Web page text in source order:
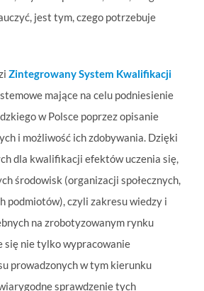
jest tym, czego potrzebuje
Zintegrowany System Kwalifikacji
mające na celu podniesienie
w Polsce poprzez opisanie
i możliwość ich zdobywania. Dzięki
dla kwalifikacji efektów uczenia się,
środowisk (organizacji społecznych,
podmiotów), czyli zakresu wiedzy i
na zrobotyzowanym rynku
się nie tylko wypracowanie
prowadzonych w tym kierunku
sprawdzenie tych